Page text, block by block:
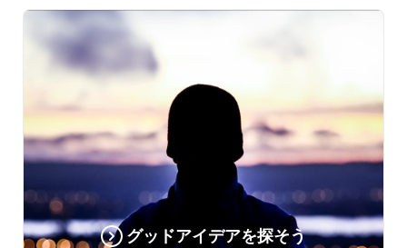
グッドアイデアを探そう